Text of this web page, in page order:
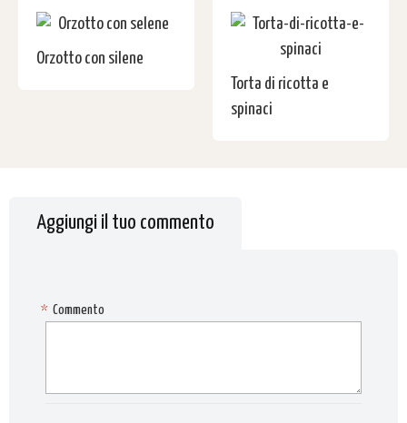
Orzotto con silene
Torta di ricotta e
spinaci
Aggiungi il tuo commento
Commento
*